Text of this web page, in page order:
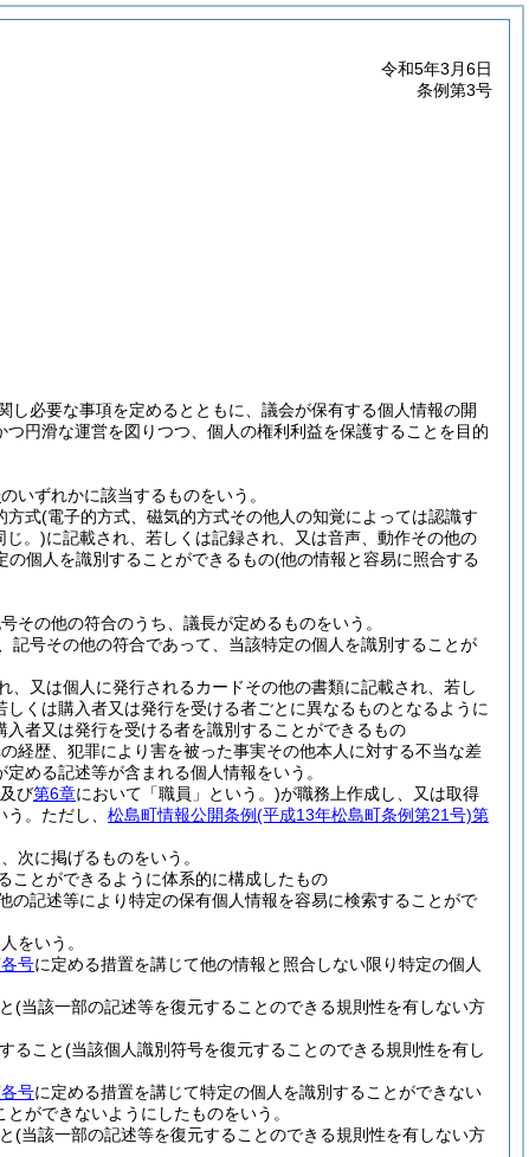
令和5年3月6日
条例第3号
し必要な事項を定めるとともに、議会が保有する個人情報の開
円滑な運営を図りつつ、個人の権利利益を保護することを目的
のいずれかに該当するものをいう。
方式(電子的方式、磁気的方式その他人の知覚によっては認識す
じ。)に記載され、若しくは記録され、又は音声、動作その他の
の個人を識別することができるもの(他の情報と容易に照合する
その他の符合のうち、議長が定めるものをいう。
号その他の符合であって、当該特定の個人を識別することが
又は個人に発行されるカードその他の書類に記載され、若し
くは購入者又は発行を受ける者ごとに異なるものとなるように
者又は発行を受ける者を識別することができるもの
経歴、犯罪により害を被った事実その他本人に対する不当な差
める記述等が含まれる個人情報をいう。
び第6章において「職員」という。)が職務上作成し、又は取得
。 ただし、 松島町情報公開条例(平成13年松島町条例第21号)第
次に掲げるものをいう。
ことができるように体系的に構成したもの
記述等により特定の保有個人情報を容易に検索することがで
をいう。
号に定める措置を講じて他の情報と照合しない限り特定の個人
(当該一部の記述等を復元することのできる規則性を有しない方
ること(当該個人識別符号を復元することのできる規則性を有し
号に定める措置を講じて特定の個人を識別することができない
ができないようにしたものをいう。
(当該一部の記述等を復元することのできる規則性を有しない方